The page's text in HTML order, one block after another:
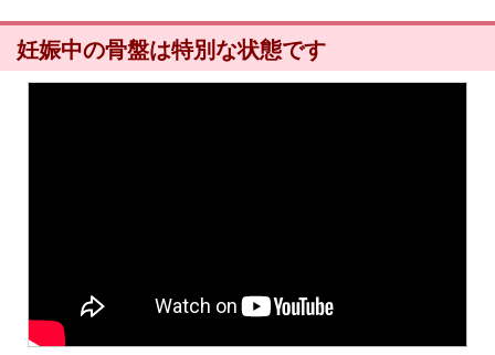
妊娠中の骨盤は特別な状態です